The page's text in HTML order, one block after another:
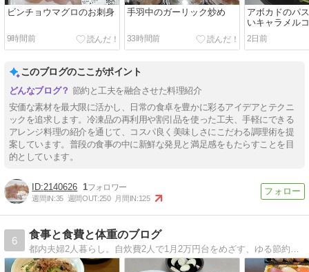
ビンチョウマグロのお刺身
9時間前
手羽中のガーリック炒め
33時間前
アボカドのパ
いキャラメル
りパック
2日前
このブログのここがポイント
節約と工夫を融合させた料理紹介
安価な素材を最大限に活かし、日常の食卓を豊かに彩るアイデアとテクニ
ックを追求します。冷凍品の再利用や割引品を使った工夫、手軽にできる
アレンジ料理の紹介を通じて、コスパ良く美味しさにこだわる調理術を提
案しています。普段の食事の中に新鮮な発見と満足感をもたらすことを目
的としています。
2140626 1
週間IN:35 週間OUT:250 月間IN:125
6
食事と食費と体重のブログ